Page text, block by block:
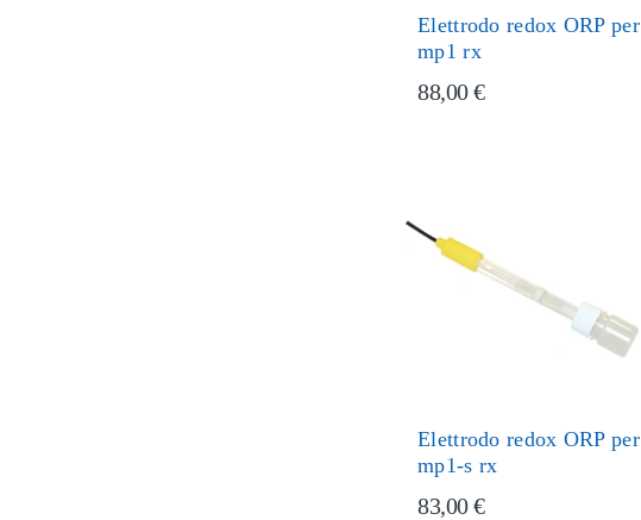
Elettrodo redox ORP per
mp1 rx
88,00 €
Elettrodo redox ORP per
mp1-s rx
83,00 €